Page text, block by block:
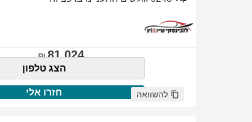
81,024
הצג טלפון
חזרו אלי להשוואה